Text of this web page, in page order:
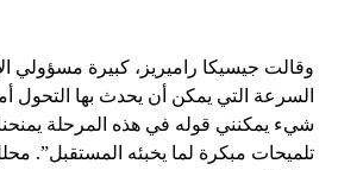
وقالت جيسيكا راميريز، كبيرة مسؤولي
السرعة التي يمكن أن يحدث بها التحول
شيء يمكنني قوله في هذه المرحلة يمنحنا
تلميحات مبكرة لما يخبئه المستقبل”.